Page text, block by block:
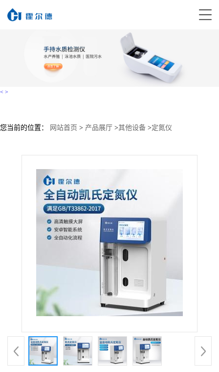
< >
您当前的位置： 网站首页 > 产品展厅 >其他设备 >定氮仪